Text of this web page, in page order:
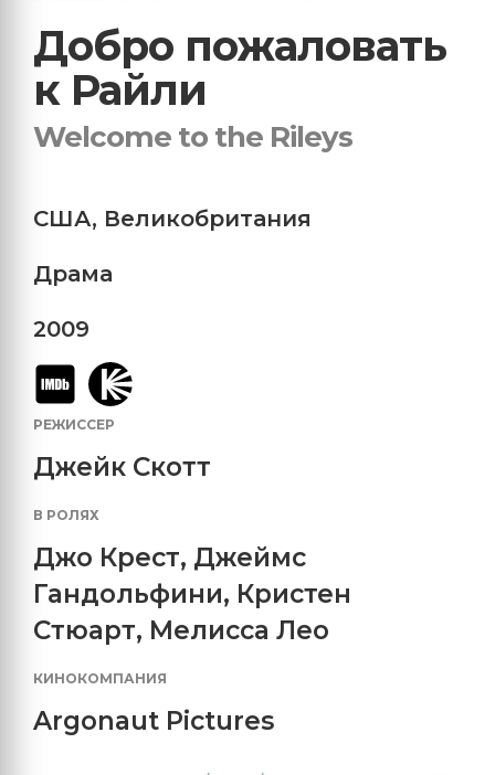
Добро пожаловать
к Райли
Welcome to the Rileys
США, Великобритания
Драма
2009
РЕЖИССЕР
Джейк Скотт
В РОЛЯХ
Джо Крест, Джеймс
Гандольфини, Кристен
Стюарт, Мелисса Лео
КИНОКОМПАНИЯ
Argonaut Pictures